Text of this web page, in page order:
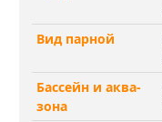
Вид парной
Бассейн и аква-
зона